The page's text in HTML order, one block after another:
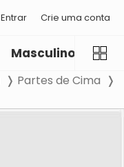
Entrar Crie uma conta
Masculino
Partes de Cima